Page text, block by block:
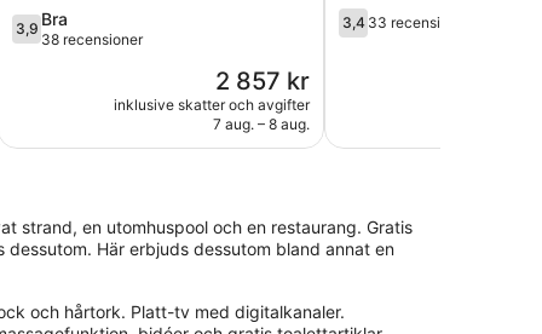
3.9
av
38 recensioner
3,9 Bra
38 recensioner
Priset
är
2 857 kr
2 857 kr
inklusive skatter och avgifter
7 aug. – 8 aug.
3.4
av
3,4 33 recensioner
strand, en utomhuspool och en restaurang. Gratis
Här erbjuds dessutom bland annat en
och hårtork. Platt-tv med digitalkanaler.